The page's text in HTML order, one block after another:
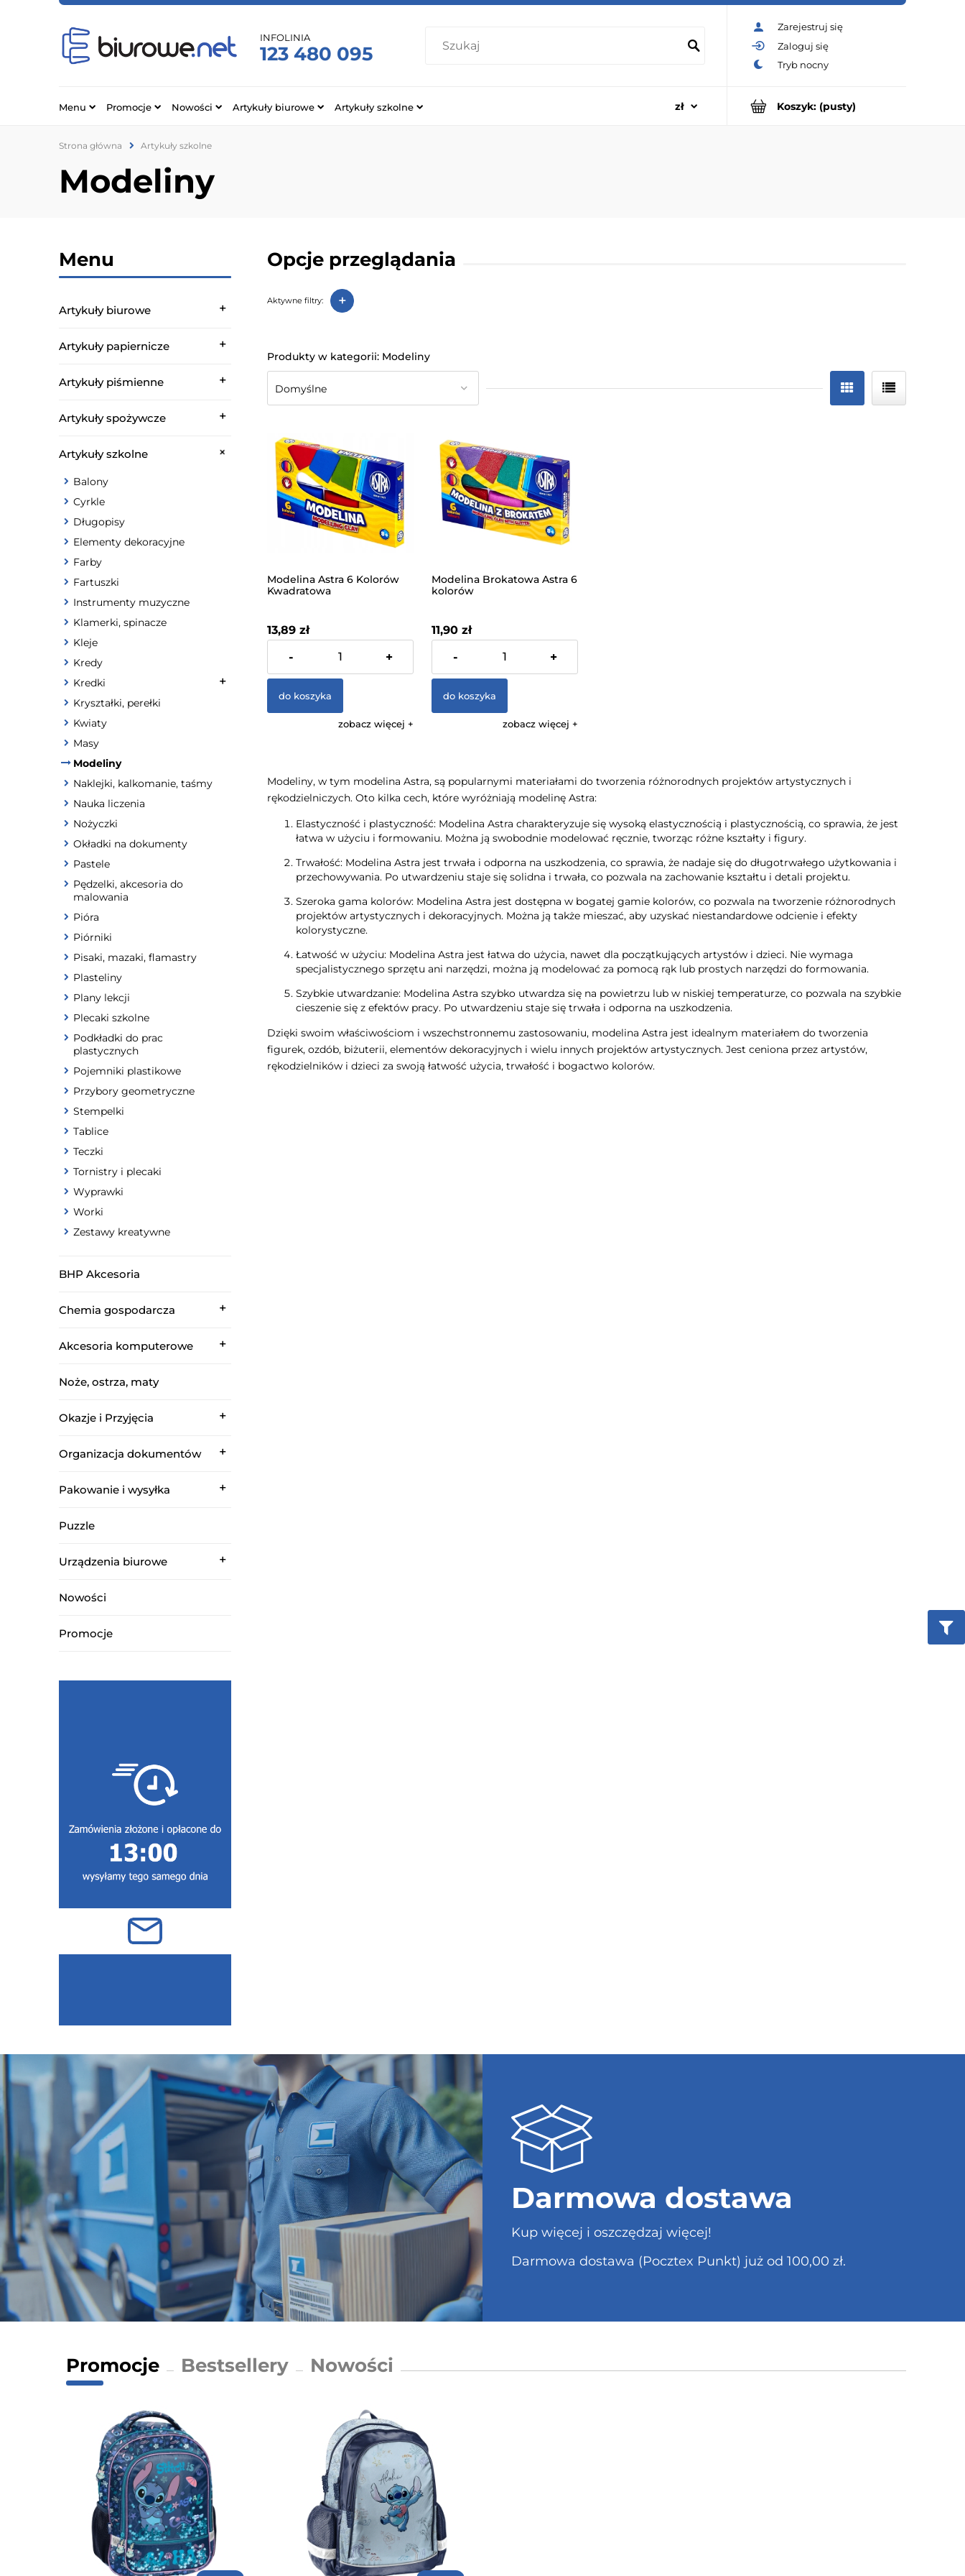
Zarejestruj się
Zaloguj się
INFOLINIA
123 480 095
Koszyk: (pusty)
Menu Promocje Nowości Artykuły biurowe Artykuły szkolne
Strona główna Artykuły szkolne
Modeliny
Menu
Artykuły biurowe
Artykuły papiernicze
Artykuły piśmienne
Artykuły spożywcze
Artykuły szkolne
Balony
Cyrkle
Długopisy
Elementy dekoracyjne
Farby
Fartuszki
Instrumenty muzyczne
Klamerki, spinacze
Kleje
Kredy
Kredki
Kryształki, perełki
Kwiaty
Masy
Modeliny
Naklejki, kalkomanie, taśmy
Nauka liczenia
Nożyczki
Okładki na dokumenty
Pastele
Pędzelki, akcesoria do
malowania
Pióra
Piórniki
Pisaki, mazaki, flamastry
Plasteliny
Plany lekcji
Plecaki szkolne
Podkładki do prac
plastycznych
Pojemniki plastikowe
Przybory geometryczne
Stempelki
Tablice
Teczki
Tornistry i plecaki
Wyprawki
Worki
Zestawy kreatywne
BHP Akcesoria
Chemia gospodarcza
Akcesoria komputerowe
Noże, ostrza, maty
Okazje i Przyjęcia
Organizacja dokumentów
Pakowanie i wysyłka
Puzzle
Urządzenia biurowe
Nowości
Promocje
Opcje przeglądania
Aktywne filtry: +
Modeliny
Modelina Astra 6 Kolorów
Kwadratowa
13,89 zł
zawiera 23% VAT, bez kosztów
- +
do koszyka
zobacz więcej
Modelina Brokatowa Astra 6
kolorów
11,90 zł
zawiera 23% VAT, bez kosztów
- +
do koszyka
zobacz więcej
Modeliny, w tym modelina Astra, są popularnymi materiałami do tworzenia różnorodnych projektów artystycznych i
rękodzielniczych. Oto kilka cech, które wyróżniają modelinę Astra:
Elastyczność i plastyczność: Modelina Astra charakteryzuje się wysoką elastycznością i plastycznością, co sprawia, że jest
łatwa w użyciu i formowaniu. Można ją swobodnie modelować ręcznie, tworząc różne kształty i figury.
Trwałość: Modelina Astra jest trwała i odporna na uszkodzenia, co sprawia, że nadaje się do długotrwałego użytkowania i
przechowywania. Po utwardzeniu staje się solidna i trwała, co pozwala na zachowanie kształtu i detali projektu.
Szeroka gama kolorów: Modelina Astra jest dostępna w bogatej gamie kolorów, co pozwala na tworzenie różnorodnych
projektów artystycznych i dekoracyjnych. Można ją także mieszać, aby uzyskać niestandardowe odcienie i efekty
kolorystyczne.
Łatwość w użyciu: Modelina Astra jest łatwa do użycia, nawet dla początkujących artystów i dzieci. Nie wymaga
specjalistycznego sprzętu ani narzędzi, można ją modelować za pomocą rąk lub prostych narzędzi do formowania.
Szybkie utwardzanie: Modelina Astra szybko utwardza się na powietrzu lub w niskiej temperaturze, co pozwala na szybkie
cieszenie się z efektów pracy. Po utwardzeniu staje się trwała i odporna na uszkodzenia.
Dzięki swoim właściwościom i wszechstronnemu zastosowaniu, modelina Astra jest idealnym materiałem do tworzenia
figurek, ozdób, biżuterii, elementów dekoracyjnych i wielu innych projektów artystycznych. Jest ceniona przez artystów,
rękodzielników i dzieci za swoją łatwość użycia, trwałość i bogactwo kolorów.
Darmowa dostawa
Kup więcej i oszczędzaj więcej!
Darmowa dostawa (Pocztex Punkt) już od 100,00 zł.
Promocje Nowości
Bestsellery